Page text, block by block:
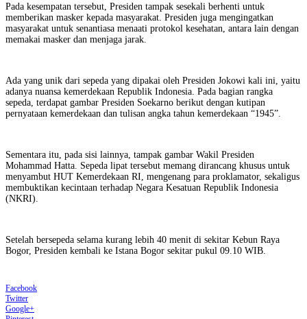
Pada kesempatan tersebut, Presiden tampak sesekali berhenti untuk
memberikan masker kepada masyarakat. Presiden juga mengingatkan
masyarakat untuk senantiasa menaati protokol kesehatan, antara lain dengan
memakai masker dan menjaga jarak.
Ada yang unik dari sepeda yang dipakai oleh Presiden Jokowi kali ini, yaitu
adanya nuansa kemerdekaan Republik Indonesia. Pada bagian rangka
sepeda, terdapat gambar Presiden Soekarno berikut dengan kutipan
pernyataan kemerdekaan dan tulisan angka tahun kemerdekaan “1945”.
Sementara itu, pada sisi lainnya, tampak gambar Wakil Presiden
Mohammad Hatta. Sepeda lipat tersebut memang dirancang khusus untuk
menyambut HUT Kemerdekaan RI, mengenang para proklamator, sekaligus
membuktikan kecintaan terhadap Negara Kesatuan Republik Indonesia
(NKRI).
Setelah bersepeda selama kurang lebih 40 menit di sekitar Kebun Raya
Bogor, Presiden kembali ke Istana Bogor sekitar pukul 09.10 WIB.
Facebook
Twitter
Google+